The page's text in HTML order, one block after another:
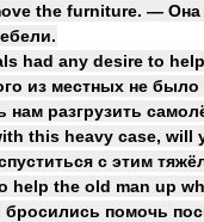
the furniture. — Она
had any desire to
из местных не было
нам разгрузить
this heavy case,
с этим
help the old man up
помочь